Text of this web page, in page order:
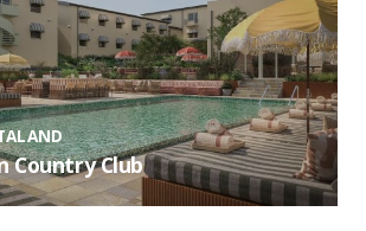
Country Club